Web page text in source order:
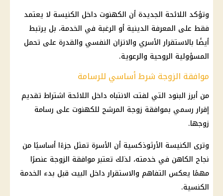
وتؤكد اللائحة الجديدة أن الكهنوت داخل الكنيسة لا يعتمد
فقط على المعرفة الدينية أو الرغبة في الخدمة، بل يرتبط
أيضًا بالاستقرار الأسري والاتزان النفسي والقدرة على تحمل
المسؤولية الروحية والرعوية.
موافقة الزوجة شرط أساسي للرسامة
من أبرز البنود التي لفتت الانتباه داخل اللائحة اشتراط تقديم
إقرار رسمي بموافقة زوجة المرشح للكهنوت على رسامة
زوجها.
وترى الكنيسة الأرثوذكسية أن الأسرة تمثل جزءًا أساسيًا من
نجاح الكاهن في خدمته، لذلك تعتبر موافقة الزوجة عنصرًا
مهمًا يعكس التفاهم والاستقرار داخل البيت قبل بدء الخدمة
الكنسية.